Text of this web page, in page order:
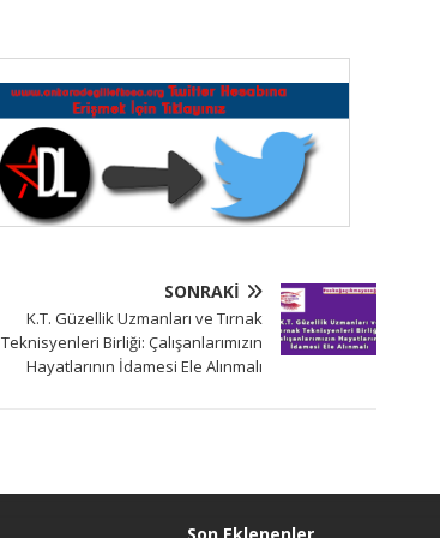
SONRAKI
K.T. Güzellik Uzmanları ve Tırnak
Teknisyenleri Birliği: Çalışanlarımızın
Hayatlarının İdamesi Ele Alınmalı
Son Eklenenler